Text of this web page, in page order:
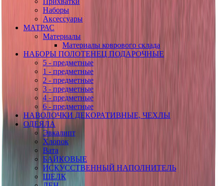
Наборы
Аксессуары
МАТРАС
Материалы
Материалы коврового склада
НАБОРЫ ПОЛОТЕНЕЦ ПОДАРОЧНЫЕ
5 - предметные
1 - предметные
2 - предметные
3 - предметные
4 - предметные
6 - предметные
НАВОЛОЧКИ ДЕКОРАТИВНЫЕ, ЧЕХЛЫ
ОДЕЯЛА
Эвкалипт
Хлопок
Вата
БАЙКОВЫЕ
ИСКУССТВЕННЫЙ НАПОЛНИТЕЛЬ
ШЕЛК